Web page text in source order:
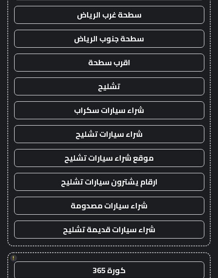
سطحة غرب الرياض
سطحة جنوب الرياض
اقرب سطحة
تشليح
شراء سيارات سكراب
شراء سيارات تشليح
موقع شراء سيارات تشليح
ارقام يشترون سيارات تشليح
شراء سيارات مصدومة
شراء سيارات قديمة تشليح
!
كورة 365